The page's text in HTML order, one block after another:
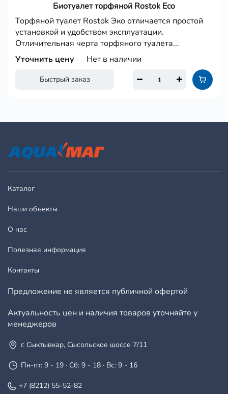
Биотуалет торфяной Rostok Eco
Торфяной туалет Rostok Эко отличается простой
установкой и удобством эксплуатации.
Отличительная черта торфяного туалета...
Быстрый заказ
Уточнить цену Нет в наличии
Каталог
Наши объекты
О нас
Полезная информация
Контакты
Предложение не является публичной офертой
Актуальность цен и наличия товаров уточняйте у
менеджеров
г. Сыктывкар, Сысольское шоссе 7/11
Пн-пт: 9 - 19 · Сб: 9 - 18 · Вс: 9 - 16
+7 (8212) 55-52-82